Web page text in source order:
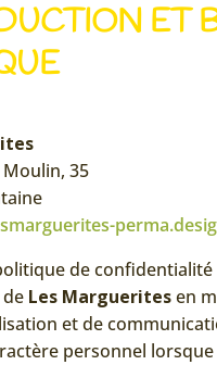
ET
Moulin, 35
de confidentialité
Les Margueritesen
et de
personnel lorsque